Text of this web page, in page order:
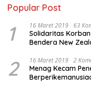
Popular Post
1 16 Maret 2019 63
Solidaritas
Bendera New
2 16 Maret 2019 2
Menag Kecam